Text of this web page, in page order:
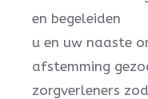
en begeleiden
u en uw naaste
afstemming
zorgverleners